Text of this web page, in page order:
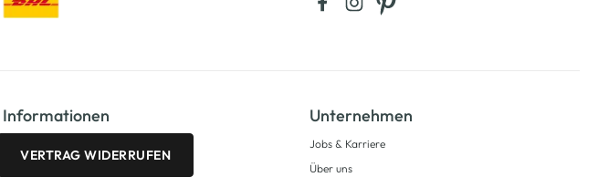
Informationen
VERTRAG WIDERRUFEN
Unternehmen
Jobs & Karriere
Über uns